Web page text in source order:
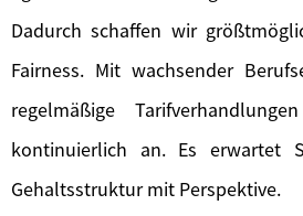
Dadurch schaffen wir
Fairness. Mit wachsender
regelmäßige
kontinuierlich an. Es erwartet
Gehaltsstruktur mit Perspektive.